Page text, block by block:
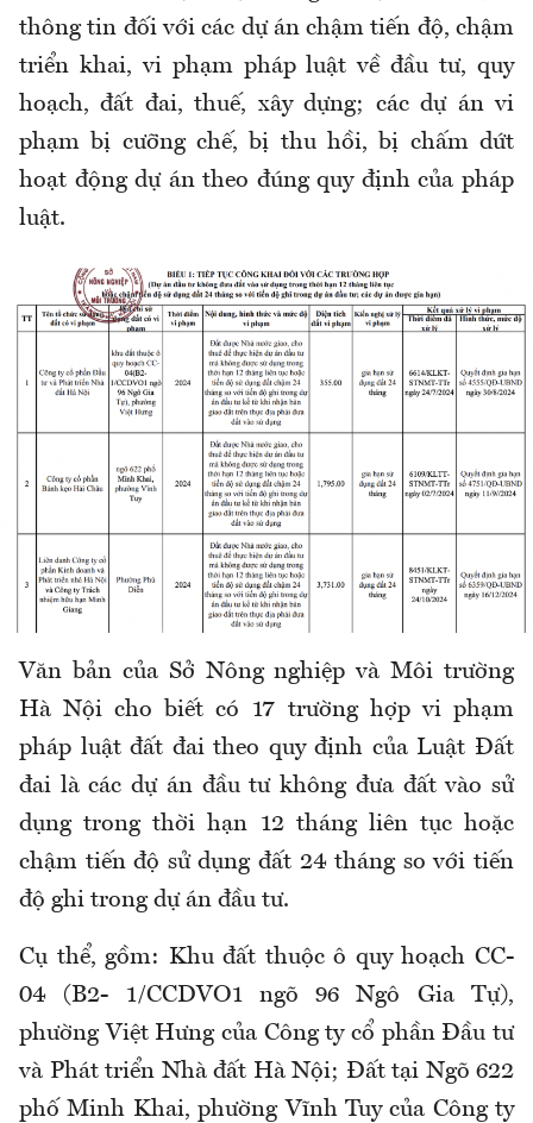
thông tin đối với các dự án chậm tiến độ, chậm
triển khai, vi phạm pháp luật về đầu tư, quy
hoạch, đất đai, thuế, xây dựng; các dự án vi
phạm bị cưỡng chế, bị thu hồi, bị chấm dứt
hoạt động dự án theo đúng quy định của pháp
luật.
Văn bản của Sở Nông nghiệp và Môi trường
Hà Nội cho biết có 17 trường hợp vi phạm
pháp luật đất đai theo quy định của Luật Đất
đai là các dự án đầu tư không đưa đất vào sử
dụng trong thời hạn 12 tháng liên tục hoặc
chậm tiến độ sử dụng đất 24 tháng so với tiến
độ ghi trong dự án đầu tư.
Cụ thể, gồm: Khu đất thuộc ô quy hoạch CC-
04 (B2- 1/CCDVO1 ngõ 96 Ngô Gia Tự),
phường Việt Hưng của Công ty cổ phần Đầu tư
và Phát triển Nhà đất Hà Nội; Đất tại Ngõ 622
phố Minh Khai, phường Vĩnh Tuy của Công ty